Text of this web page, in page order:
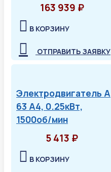
163 939 ₽
В КОРЗИНУ
ОТПРАВИТЬ ЗАЯВКУ
Электродвигатель А
63 А4, 0.25кВт,
1500об/мин
5 413 ₽
В КОРЗИНУ